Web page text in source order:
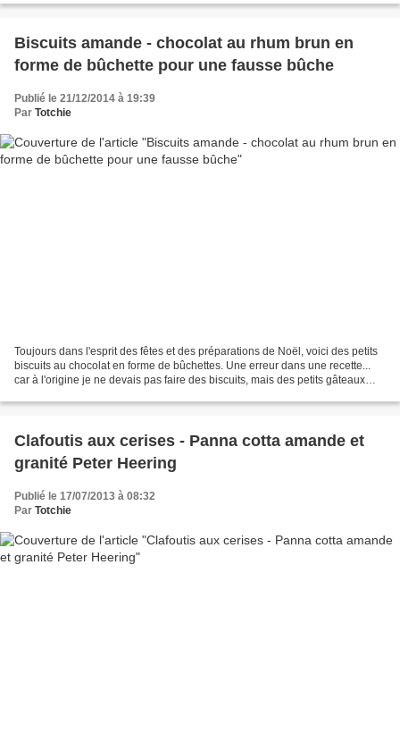
Biscuits amande - chocolat au rhum brun en
forme de bûchette pour une fausse bûche
Publié le 21/12/2014 à 19:39
Par Totchie
Toujours dans l'esprit des fêtes et des préparations de Noël, voici des petits
biscuits au chocolat en forme de bûchettes. Une erreur dans une recette...
car à l'origine je ne devais pas faire des biscuits, mais des petits gâteaux
Clafoutis aux cerises - Panna cotta amande et
granité Peter Heering
Publié le 17/07/2013 à 08:32
Par Totchie